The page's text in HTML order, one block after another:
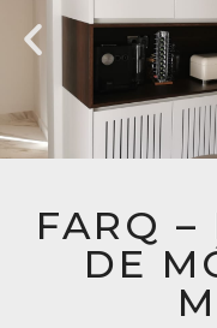
FARQ –
DE